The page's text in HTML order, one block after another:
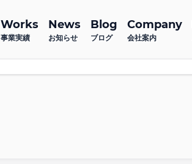
Works
事業実績
News
お知らせ
Blog
ブログ
Company
会社案内